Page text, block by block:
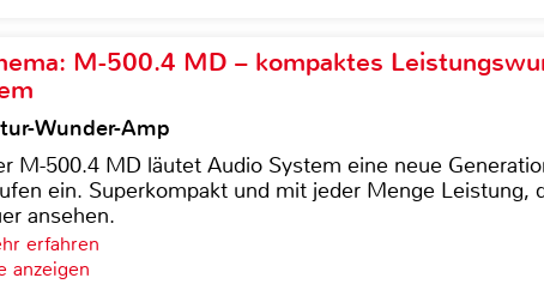
M-500.4 MD – kompaktes
Wunder-Amp
M-500.4 MD läutet Audio System eine neue
ein. Superkompakt und mit jeder Menge Leistung,
ansehen.
erfahren
anzeigen